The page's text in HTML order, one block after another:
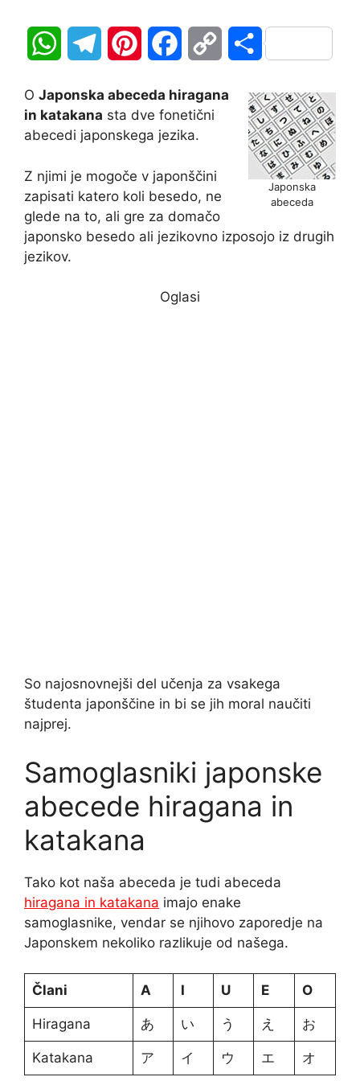
W
a
t
s
A
p
l
e
g
a
n
t
e
r
e
c
e
b
o
o n
S
a
r
eJaponska
abeceda
O Japonska abeceda hiragana
in katakana sta dve fonetični
abecedi japonskega jezika.
Z njimi je mogoče v japonščini
zapisati katero koli besedo, ne
glede na to, ali gre za domačo
japonsko besedo ali jezikovno izposojo iz drugih
jezikov.
Oglasi
So najosnovnejši del učenja za vsakega
študenta japonščine in bi se jih moral naučiti
najprej.
Samoglasniki japonske
abecede hiragana in
katakana
Tako kot naša abeceda je tudi abeceda
hiragana in katakana imajo enake
samoglasnike, vendar se njihovo zaporedje na
Japonskem nekoliko razlikuje od našega.
Člani A I U E O
Hiragana あ い う え お
Katakana ア イ ウ エ オ